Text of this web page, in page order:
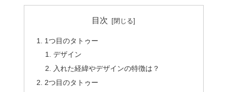
目次
1つ目のタトゥー
デザイン
入れた経緯やデザインの特徴は？
2つ目のタトゥー